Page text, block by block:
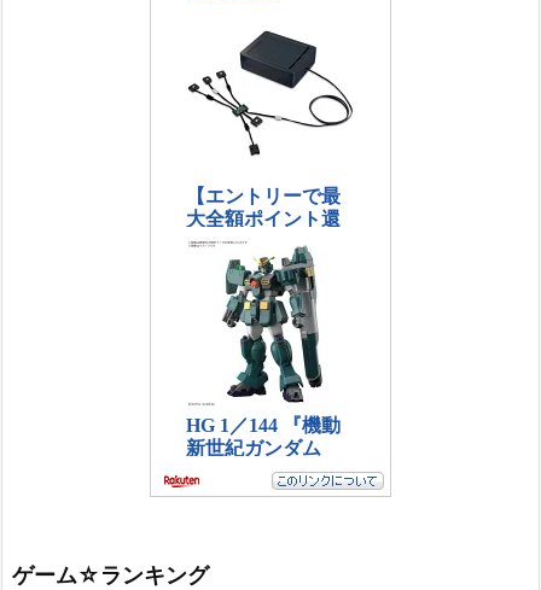
ゲーム☆ランキング